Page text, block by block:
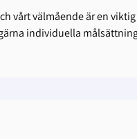
vårt välmående är en
individuella